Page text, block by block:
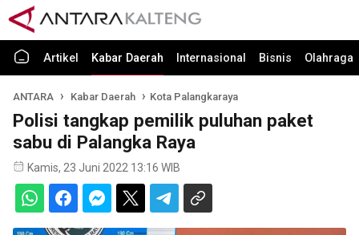
Artikel Kabar Daerah Internasional Bisnis Olahraga
ANTARA Kabar Daerah Kota Palangkaraya
Polisi tangkap pemilik puluhan paket
sabu di Palangka Raya
Kamis, 23 Juni 2022 13:16 WIB